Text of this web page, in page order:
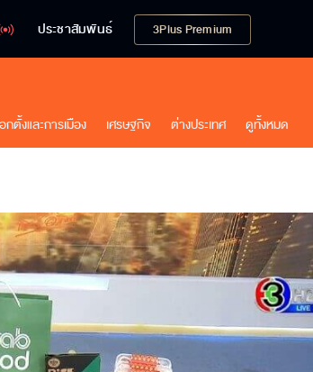
ประชาสัมพันธ์ 3Plus Premium
กตั้งและการเมือง เศรษฐกิจ ต่างประเทศ ดูทั้งหมด